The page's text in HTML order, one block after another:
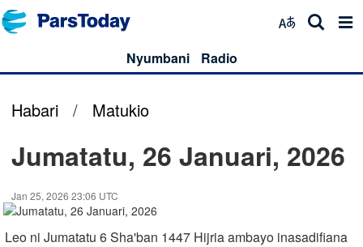
Nyumbani Radio
Habari / Matukio
Jumatatu, 26 Januari, 2026
Jan 25, 2026 23:06 UTC
Leo ni Jumatatu 6 Sha'ban 1447 Hijria ambayo inasadifiana